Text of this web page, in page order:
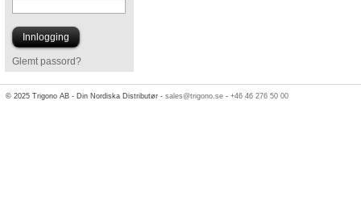
Glemt passord?
© 2025 Trigono AB - Din Nordiska Distributør -sales@trigono.se -+46 46 276 50 00